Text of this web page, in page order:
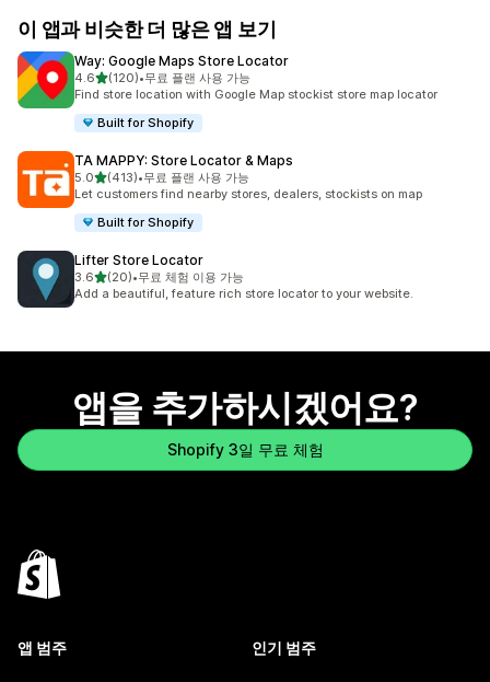
이 앱과 비슷한 더 많은 앱 보기
Way: Google Maps Store Locator
4.6별 5개 중
(120)
총 리뷰 120개
•무료 플랜 사용 가능
Find store location with Google Map stockist store map locator
Built for Shopify
TA MAPPY: Store Locator & Maps
5.0별 5개 중
(413)
총 리뷰 413개
•무료 플랜 사용 가능
Let customers find nearby stores, dealers, stockists on map
Built for Shopify
Lifter Store Locator
3.6별 5개 중
(20)
총 리뷰 20개
•무료 체험 이용 가능
Add a beautiful, feature rich store locator to your website.
앱을 추가하시겠어요?
Shopify 3일 무료 체험
앱 범주 인기 범주